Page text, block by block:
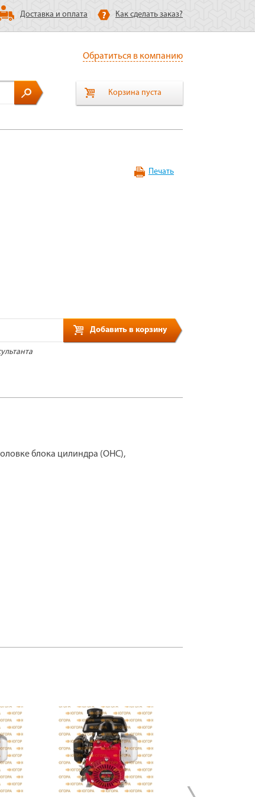
Доставка и оплата Как сделать заказ?
Обратиться в компанию
Корзина пуста
Печать
Добавить в корзину
блока цилиндра (ОНС),